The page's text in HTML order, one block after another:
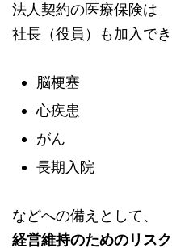
法人契約の医療保険は
社長（役員）も加入でき
脳梗塞
心疾患
がん
長期入院
などへの備えとして、
経営維持のためのリス